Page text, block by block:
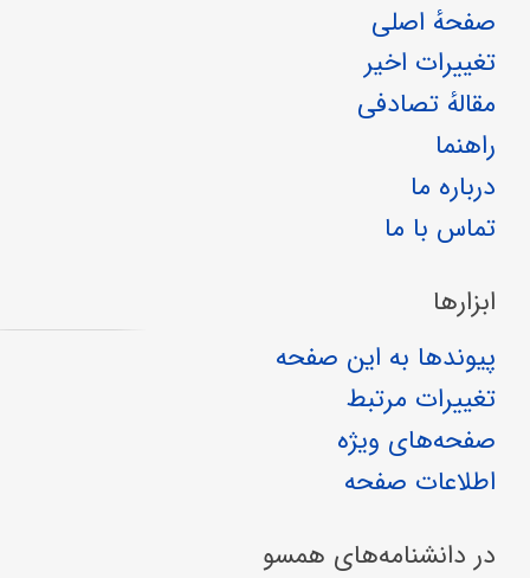
صفحهٔ اصلی
تغییرات اخیر
مقالهٔ تصادفی
راهنما
درباره ما
تماس با ما
ابزارها
پیوندها به این صفحه
تغییرات مرتبط
صفحه‌های ویژه
اطلاعات صفحه
در دانشنامه‌های همسو